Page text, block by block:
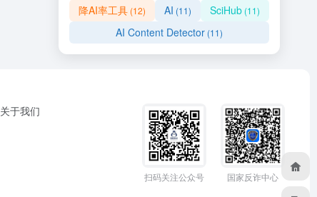
降AI率工具 (12) AI (11) SciHub (11)
AI Content Detector (11)
关于我们
扫码关注公众号 国家反诈中心